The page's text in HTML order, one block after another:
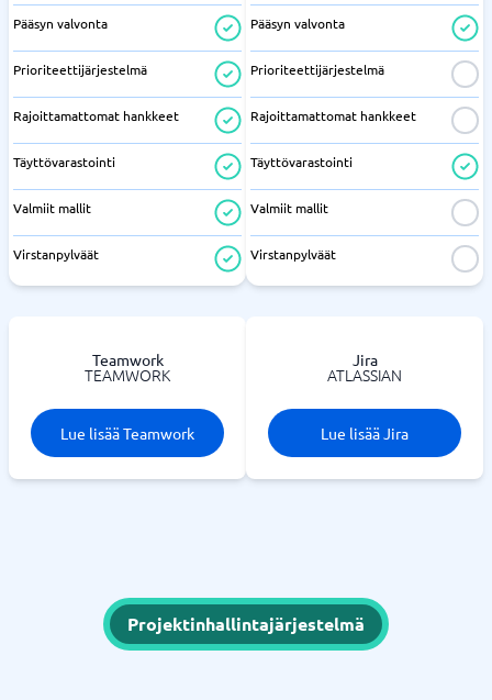
Pääsyn valvonta
Prioriteettijärjestelmä
Rajoittamattomat hankkeet
Täyttövarastointi
Valmiit mallit
Virstanpylväät
Pääsyn valvonta
Prioriteettijärjestelmä
Rajoittamattomat hankkeet
Täyttövarastointi
Valmiit mallit
Virstanpylväät
Teamwork
TEAMWORK
Lue lisää Teamwork
Jira
ATLASSIAN
Lue lisää Jira
Projektinhallintajärjestelmä